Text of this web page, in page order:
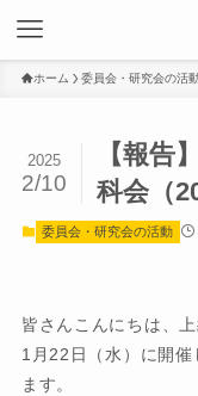
ホーム 委員会・研究会の活
【報告
科会（
2025
2/10
委員会・研究会の活動
皆さんこんにちは、
1月22日（水）に開
ます。